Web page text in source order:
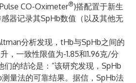
CO-Oximeter®)搭配置于新生
器记录其SpHb数值（以及其他无
分析发现，tHb与SpHb之间的
，一致性限值为-1.85和1.96克/分
们的结论是：“该研究发现，SpHb
量法的可靠结果。据信，SpHb法